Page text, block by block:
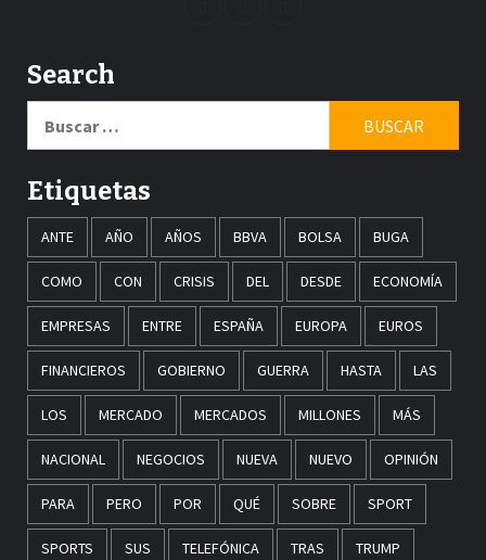
Search
Etiquetas
ANTE AÑO AÑOS BBVA BOLSA BUGA
COMO CON CRISIS DEL DESDE ECONOMÍA
EMPRESAS ENTRE ESPAÑA EUROPA EUROS
FINANCIEROS GOBIERNO GUERRA HASTA LAS
LOS MERCADO MERCADOS MILLONES MÁS
NACIONAL NEGOCIOS NUEVA NUEVO OPINIÓN
PARA PERO POR QUÉ SOBRE SPORT
SPORTS SUS TELEFÓNICA TRAS TRUMP